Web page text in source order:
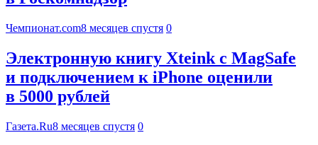
Чемпионат.com8 месяцев спустя 0
Электронную книгу Xteink с MagSafe
и подключением к iPhone оценили
в 5000 рублей
Газета.Ru8 месяцев спустя 0